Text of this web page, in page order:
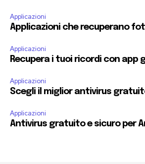
Applicazioni
Applicazioni che recuperano
Applicazioni
Recupera i tuoi ricordi con app
Applicazioni
Scegli il miglior antivirus
Applicazioni
Antivirus gratuito e sicuro per